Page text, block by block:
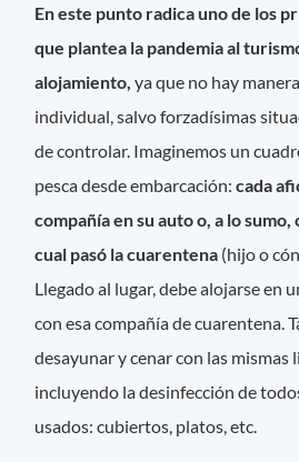
En este punto radica uno de los
que plantea la pandemia al
alojamiento, ya que no hay
individual, salvo forzadísimas
de controlar. Imaginemos un
pesca desde embarcación:cada
compañía en su auto o, a lo
cual pasó la cuarentena (hijo o
Llegado al lugar, debe alojarse en
con esa compañía de cuarentena.
desayunar y cenar con las mismas
incluyendo la desinfección de
usados: cubiertos, platos, etc.